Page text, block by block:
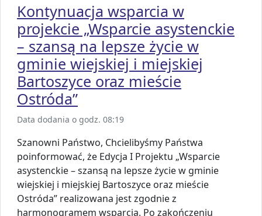
Kontynuacja wsparcia w
projekcie „Wsparcie asystenckie
– szansą na lepsze życie w
gminie wiejskiej i miejskiej
Bartoszyce oraz mieście
Ostróda”
Data dodania o godz. 08:19
Szanowni Państwo, Chcielibyśmy Państwa
poinformować, że Edycja I Projektu „Wsparcie
asystenckie – szansą na lepsze życie w gminie
wiejskiej i miejskiej Bartoszyce oraz mieście
Ostróda” realizowana jest zgodnie z
harmonogramem wsparcia. Po zakończeniu